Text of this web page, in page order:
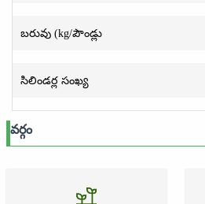
బరువు (kg/పౌండ్లు
సిలిండర్ల సంఖ్య
వర్గం